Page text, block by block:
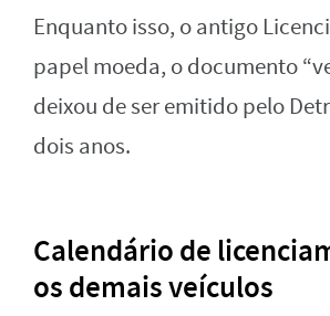
Enquanto isso, o antigo
papel moeda, o documento
deixou de ser emitido pelo
dois anos.
Calendário de
os demais veículos